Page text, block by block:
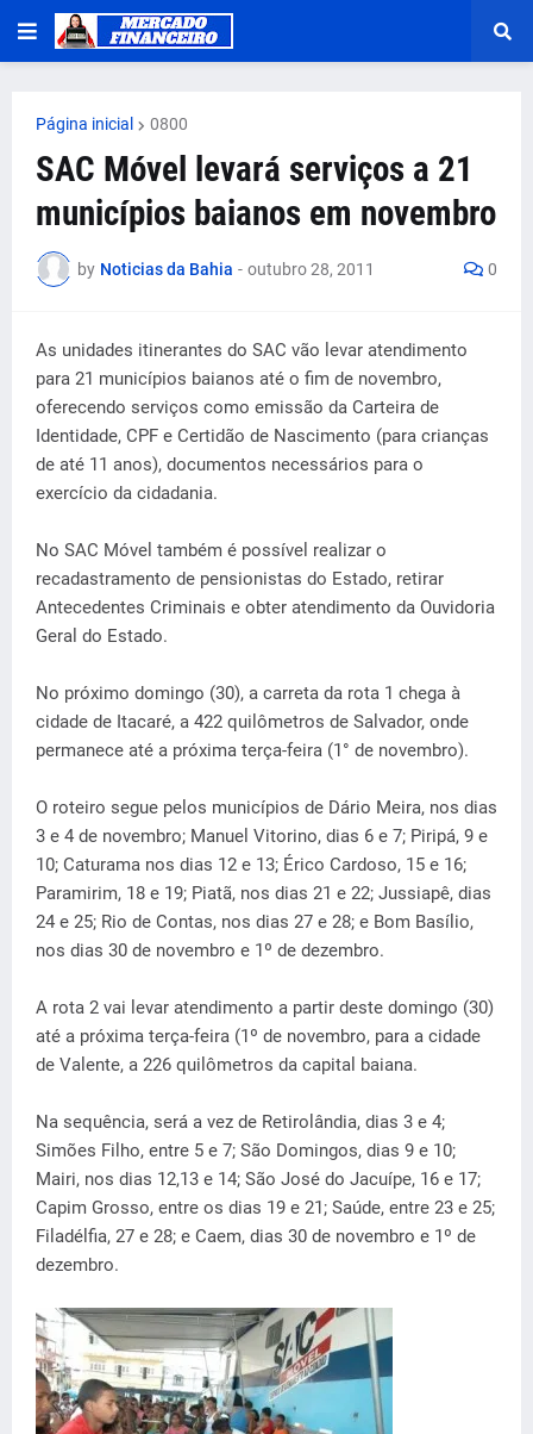
Página inicial 0800
SAC Móvel levará serviços a 21
municípios baianos em novembro
by Noticias da Bahia - outubro 28, 2011 0
As unidades itinerantes do SAC vão levar atendimento
para 21 municípios baianos até o fim de novembro,
oferecendo serviços como emissão da Carteira de
Identidade, CPF e Certidão de Nascimento (para crianças
de até 11 anos), documentos necessários para o
exercício da cidadania.
No SAC Móvel também é possível realizar o
recadastramento de pensionistas do Estado, retirar
Antecedentes Criminais e obter atendimento da Ouvidoria
Geral do Estado.
No próximo domingo (30), a carreta da rota 1 chega à
cidade de Itacaré, a 422 quilômetros de Salvador, onde
permanece até a próxima terça-feira (1° de novembro).
O roteiro segue pelos municípios de Dário Meira, nos dias
3 e 4 de novembro; Manuel Vitorino, dias 6 e 7; Piripá, 9 e
10; Caturama nos dias 12 e 13; Érico Cardoso, 15 e 16;
Paramirim, 18 e 19; Piatã, nos dias 21 e 22; Jussiapê, dias
24 e 25; Rio de Contas, nos dias 27 e 28; e Bom Basílio,
nos dias 30 de novembro e 1º de dezembro.
A rota 2 vai levar atendimento a partir deste domingo (30)
até a próxima terça-feira (1º de novembro, para a cidade
de Valente, a 226 quilômetros da capital baiana.
Na sequência, será a vez de Retirolândia, dias 3 e 4;
Simões Filho, entre 5 e 7; São Domingos, dias 9 e 10;
Mairi, nos dias 12,13 e 14; São José do Jacuípe, 16 e 17;
Capim Grosso, entre os dias 19 e 21; Saúde, entre 23 e 25;
Filadélfia, 27 e 28; e Caem, dias 30 de novembro e 1º de
dezembro.